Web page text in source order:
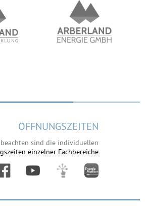
ÖFFNUNGSZEITEN
sind die individuellen
einzelner Fachbereiche